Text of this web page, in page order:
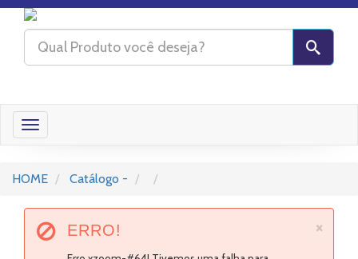
Toggle
HOME
Catálogo -
×
ERRO!